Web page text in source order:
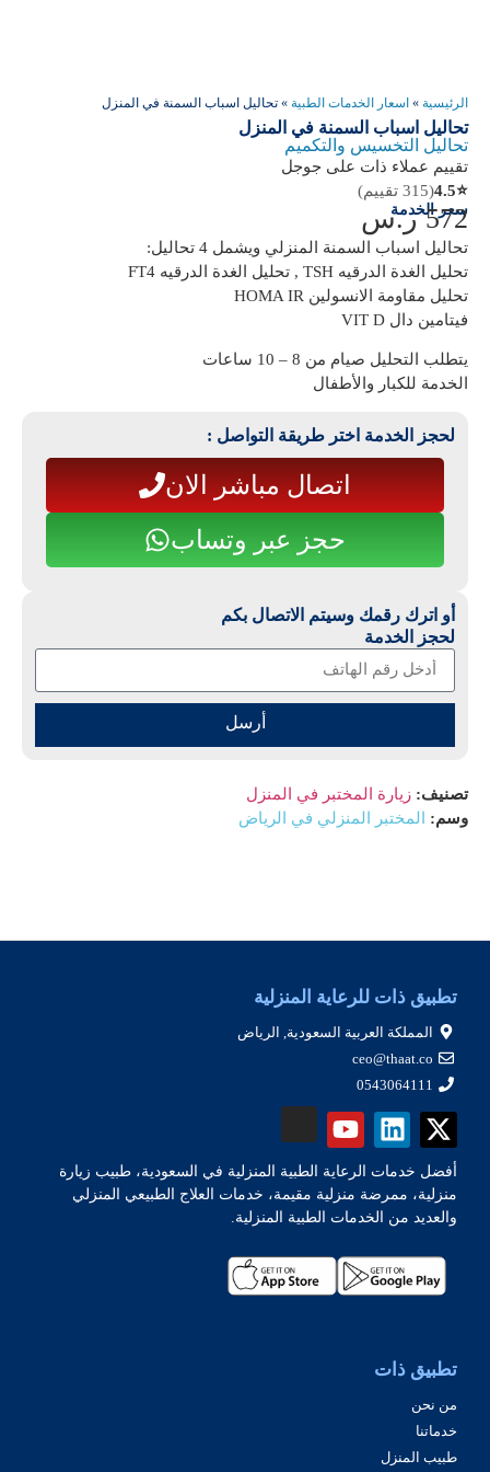
الرئيسية » اسعار الخدمات الطبية » تحاليل اسباب السمنة في المنزل
تحاليل اسباب السمنة في المنزل
تحاليل التخسيس والتكميم
تقييم عملاء ذات على جوجل
⭐
4.5(315 تقييم)
سعر الخدمة
572 ر.س
تحاليل اسباب السمنة المنزلي ويشمل 4 تحاليل:
تحليل الغدة الدرقيه TSH , تحليل الغدة الدرقيه FT4
تحليل مقاومة الانسولين HOMA IR
فيتامين دال VIT D
يتطلب التحليل صيام من 8 – 10 ساعات
الخدمة للكبار والأطفال
لحجز الخدمة اختر طريقة التواصل :
اتصال مباشر الان
حجز عبر وتساب
أو اترك رقمك وسيتم الاتصال بكم
لحجز الخدمة
أرسل
تصنيف: زيارة المختبر في المنزل
وسم:
المختبر المنزلي في الرياض
تطبيق ذات للرعاية المنزلية
المملكة العربية السعودية, الرياض
ceo@thaat.co
0543064111
أفضل خدمات الرعاية الطبية المنزلية في السعودية، طبيب زيارة
منزلية، ممرضة منزلية مقيمة، خدمات العلاج الطبيعي المنزلي
والعديد من الخدمات الطبية المنزلية.
تطبيق ذات
من نحن
خدماتنا
طبيب المنزل